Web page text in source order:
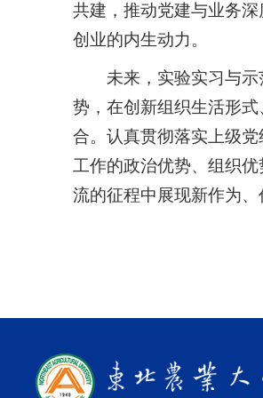
共建，推动党建与业务
创业的内生动力。
未来，实验实习与
势，在创新组织生活形
合。认真贯彻落实上级
工作的政治优势、组织
流的征程中展现新作为